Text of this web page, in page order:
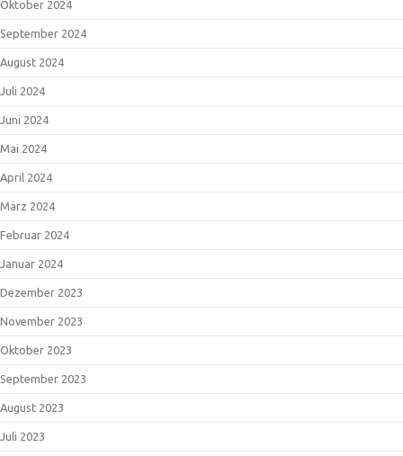
Oktober 2024
September 2024
August 2024
Juli 2024
Juni 2024
Mai 2024
April 2024
März 2024
Februar 2024
Januar 2024
Dezember 2023
November 2023
Oktober 2023
September 2023
August 2023
Juli 2023